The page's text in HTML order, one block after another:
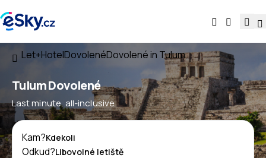
Let+HotelDovolenéDovolené in Tulum
Tulum Dovolené
Last minute, all-inclusive
Kam?
Odkud?